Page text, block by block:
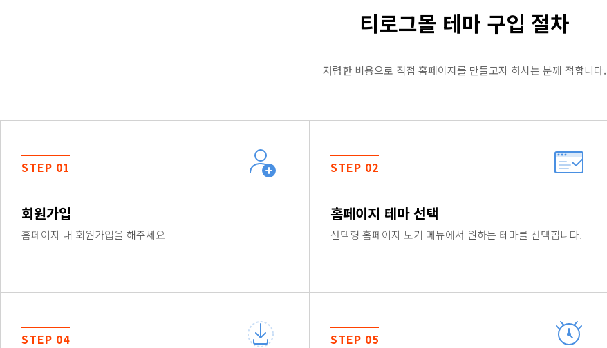
티로그몰 테마 구입 절차
저렴한 비용으로 직접 홈페이지를 만들고자 하시는 분께 적합니다.
STEP 01
회원가입
홈페이지 내 회원가입을 해주세요
STEP 02
홈페이지 테마 선택
선택형 홈페이지 보기 메뉴에서 원하는 테마를 선택합니다.
STEP 04 STEP 05